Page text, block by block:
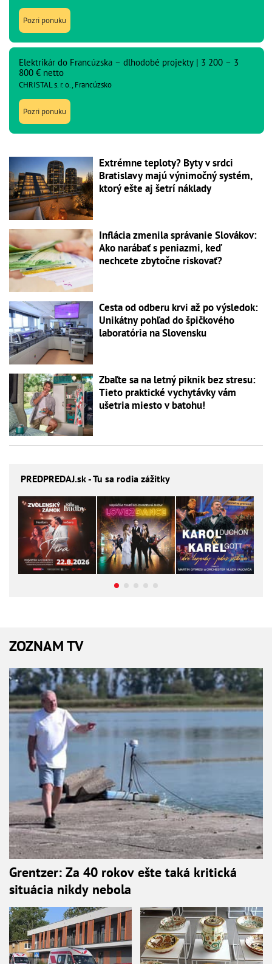
Pozri ponuku
Elektrikár do Francúzska – dlhodobé projekty | 3 200 – 3
800 € netto
CHRISTAL s. r. o., Francúzsko
Pozri ponuku
Extrémne teploty? Byty v srdci
Bratislavy majú výnimočný systém,
ktorý ešte aj šetrí náklady
Inflácia zmenila správanie Slovákov:
Ako narábať s peniazmi, keď
nechcete zbytočne riskovať?
Cesta od odberu krvi až po výsledok:
Unikátny pohľad do špičkového
laboratória na Slovensku
Zbaľte sa na letný piknik bez stresu:
Tieto praktické vychytávky vám
ušetria miesto v batohu!
PREDPREDAJ.sk - Tu sa rodia zážitky
ZOZNAM TV
Grentzer: Za 40 rokov ešte taká kritická
situácia nikdy nebola